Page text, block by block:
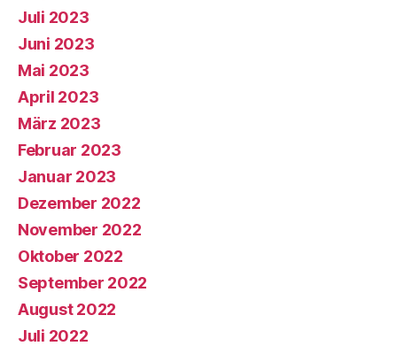
Juli 2023
Juni 2023
Mai 2023
April 2023
März 2023
Februar 2023
Januar 2023
Dezember 2022
November 2022
Oktober 2022
September 2022
August 2022
Juli 2022